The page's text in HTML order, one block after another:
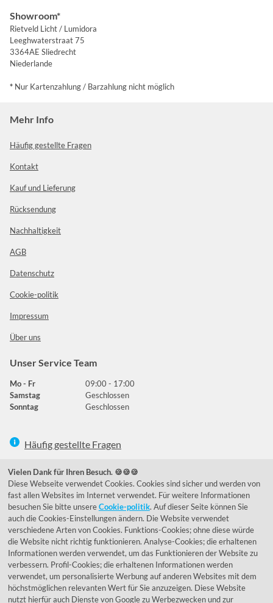
Showroom*
Rietveld Licht / Lumidora
Leeghwaterstraat 75
3364AE Sliedrecht
Niederlande
* Nur Kartenzahlung / Barzahlung nicht möglich
Mehr Info
Häufig gestellte Fragen
Kontakt
Kauf und Lieferung
Rücksendung
Nachhaltigkeit
AGB
Datenschutz
Cookie-politik
Impressum
Über uns
Unser Service Team
Mo - Fr
09:00 - 17:00
Samstag
Geschlossen
Sonntag
Geschlossen
Häufig gestellte Fragen
039292 - 678215
de@lumidora.com
FacebookInstagram
Kundenmeinungen
Exzellent - eKomi.de
Vielen Dank für Ihren Besuch. 🍪🍪🍪
Diese Webseite verwendet Cookies. Cookies sind sicher und werden von
fast allen Websites im Internet verwendet. Für weitere Informationen
besuchen Sie bitte unsereCookie-politik. Auf dieser Seite können Sie
auch die Cookies-Einstellungen ändern. Die Website verwendet
verschiedene Arten von Cookies. Funktions-Cookies; ohne diese würde
die Website nicht richtig funktionieren. Analyse-Cookies; die erhaltenen
Informationen werden verwendet, um das Funktionieren der Website zu
verbessern. Profil-Cookies; die erhaltenen Informationen werden
verwendet, um personalisierte Werbung auf anderen Websites mit dem
höchstmöglichen relevanten Wert für Sie anzuzeigen. Diese Website
nutzt hierfür auch Dienste von Google zu Werbezwecken und zur